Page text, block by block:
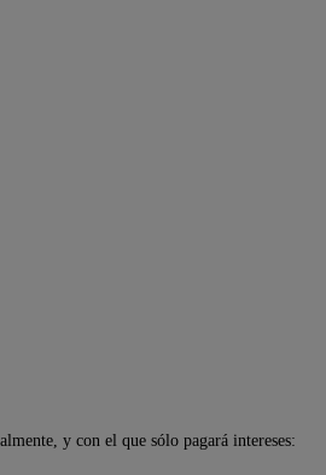
y con el que sólo pagará intereses: